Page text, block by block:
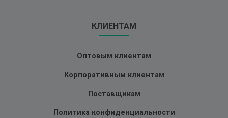
КЛИЕНТАМ
Оптовым клиентам
Корпоративным клиентам
Поставщикам
Политика конфиденциальности